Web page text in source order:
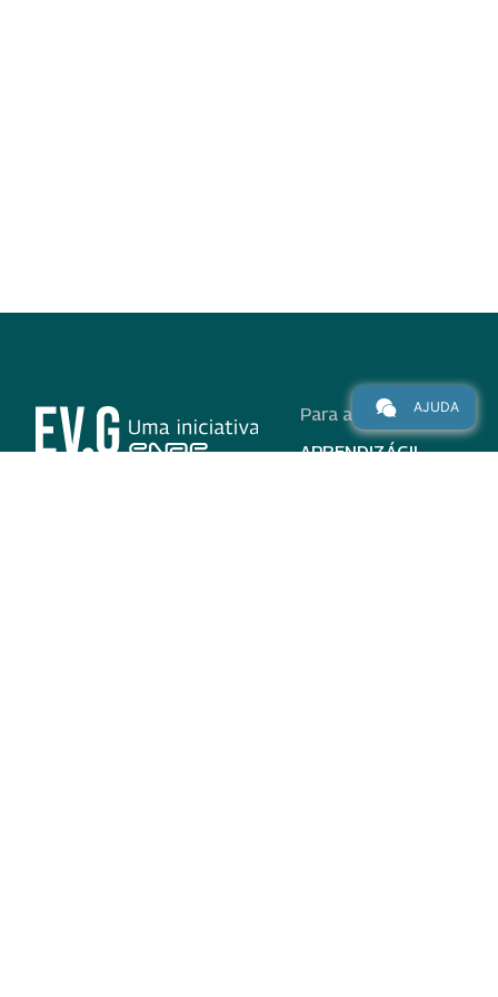
Para alunos
APRENDIZÁGIL
AJUDA